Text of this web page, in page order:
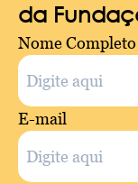
da
Nome Completo
E-mail